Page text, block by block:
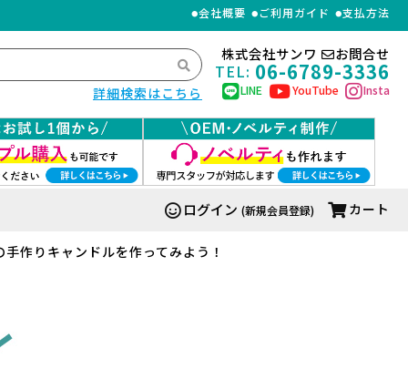
会社概要 ご利用ガイド 支払方法
詳細検索はこちら
株式会社サンワ お問合せ
TEL: 06-6789-3336
LINE YouTube Insta
ログイン (新規会員登録) カート
作りキャンドルを作ってみよう！